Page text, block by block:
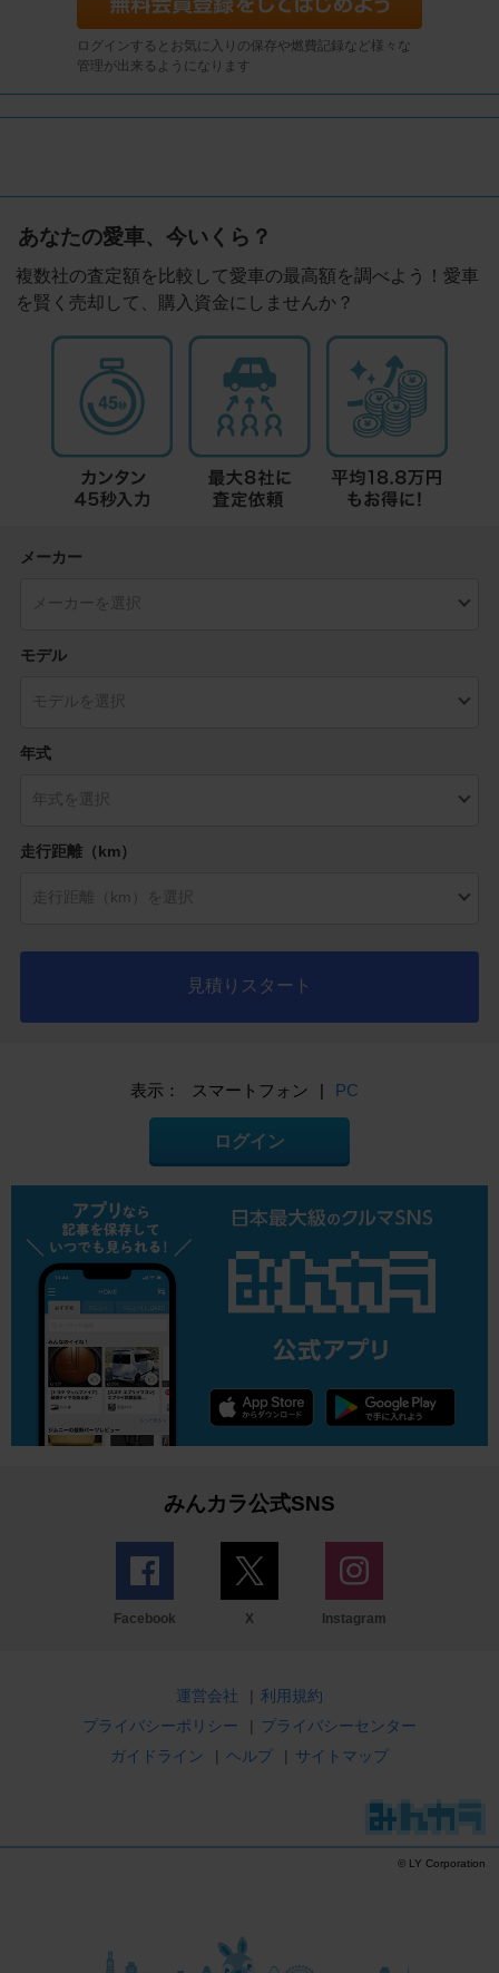
ログインするとお気に入りの保存や燃費記録など様々な
管理が出来るようになります
あなたの愛車、今いくら？
複数社の査定額を比較して愛車の最高額を調べよう！愛車
を賢く売却して、購入資金にしませんか？
メーカー
モデル
年式
走行距離（km）
見積りスタート
表示： スマートフォン | PC
ログイン
みんカラ公式SNS
Facebook X Instagram
運営会社 | 利用規約
プライバシーポリシー
| プライバシーセンター
ガイドライン
| ヘルプ | サイトマップ
© LY Corporation